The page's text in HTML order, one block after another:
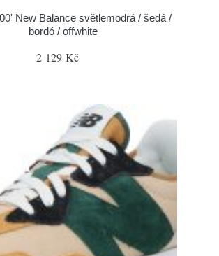
New Balance světlemodrá / šedá /
bordó / offwhite
2 129 Kč